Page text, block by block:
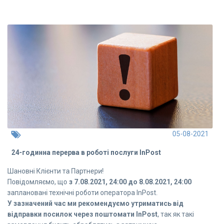
05-08-2021
24-годинна перерва в роботі послуги InPost
Шановні Клієнти та Партнери!
Повідомляємо, що з 7.08.2021, 24:00 до 8.08.2021, 24:00
заплановані технічні роботи оператора InPost.
У зазначений час ми рекомендуємо утриматись від
відправки посилок через поштомати InPost, так як такі